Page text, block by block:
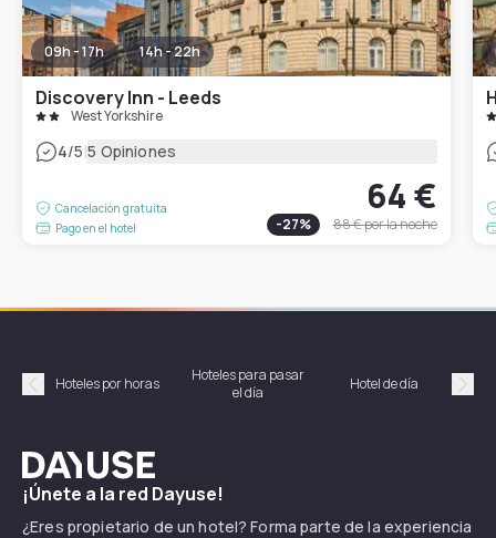
09h - 17h 14h - 22h
Discovery Inn - Leeds
West Yorkshire
4/5|5 Opiniones
Cancelación gratuita
Pago en el hotel
64 €
-27% 88 €por la noche
Précédent
Hoteles por horas
Hoteles para pasar
el día
Hotel de día
Dayuse
¡Únete a la red Dayuse!
¿Eres propietario de un hotel? Forma parte de la experiencia